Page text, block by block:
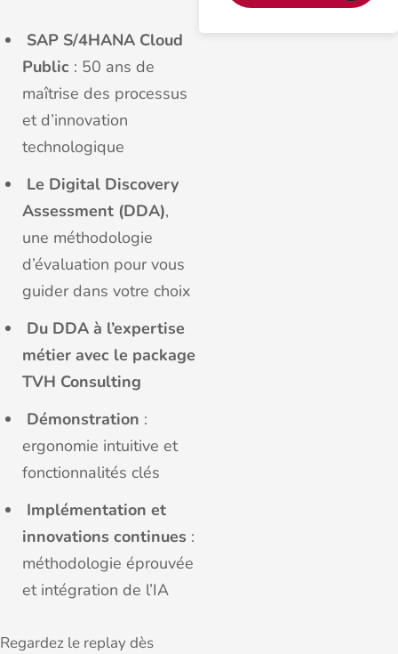
SAP S/4HANA Cloud
Public : 50 ans de
maîtrise des processus
et d’innovation
technologique
Le Digital Discovery
Assessment (DDA),
une méthodologie
d’évaluation pour vous
guider dans votre choix
Du DDA à l’expertise
métier avec le package
TVH Consulting​
Démonstration :
ergonomie intuitive et
fonctionnalités clés​
Implémentation et
innovations continues :
méthodologie éprouvée
et intégration de l’IA
Regardez le replay dès